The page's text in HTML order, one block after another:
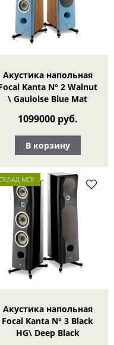
Акустика напольная
Kanta N° 2 Walnut
\ Gauloise Blue Mat
1099000 руб.
В корзину
МСК
Акустика напольная
Focal Kanta N° 3 Black
HG\ Deep Black